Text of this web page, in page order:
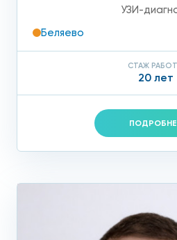
УЗИ-
Беляево
СТАЖ
20 лет